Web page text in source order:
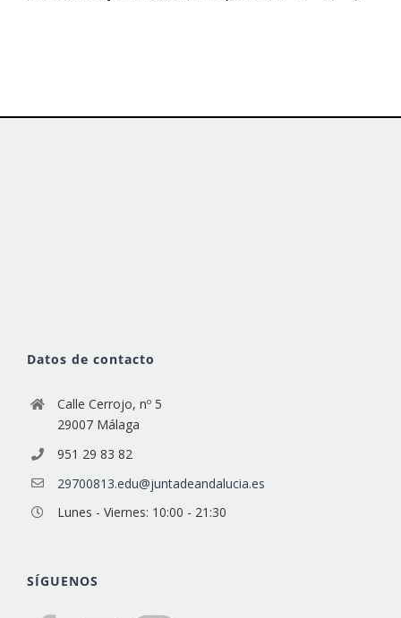
Datos de contacto
Calle Cerrojo, nº 5
29007 Málaga
951 29 83 82
29700813.edu@juntadeandalucia.es
Lunes - Viernes: 10:00 - 21:30
SÍGUENOS